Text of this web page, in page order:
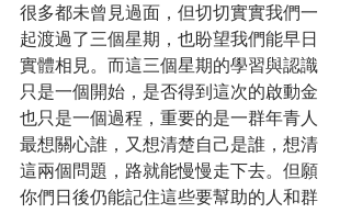
很多都未曾見過面，但切切實實我們一
起渡過了三個星期，也盼望我們能早日
實體相見。而這三個星期的學習與認識
只是一個開始，是否得到這次的啟動金
也只是一個過程，重要的是一群年青人
最想關心誰，又想清楚自己是誰，想清
這兩個問題，路就能慢慢走下去。但願
你們日後仍能記住這些要幫助的人和群